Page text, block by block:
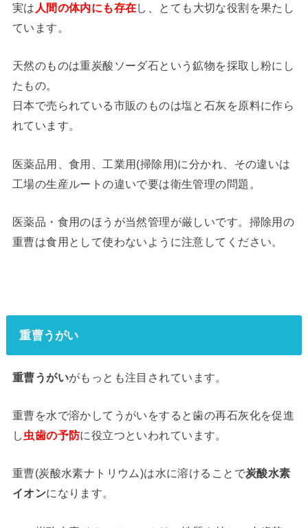
実は 人間の体内にも存在し、とても大切な役割を果たし
ています。
天然のものは重炭酸ソーダ石という鉱物を採取し粉にし
たもの。
日本で売られている市販のものは塩と石灰を原料に作ら
れています。
医薬品用、食用、工業用(掃除用)に分かれ、その違いは
工場の生産ルートの違いで要は衛生管理の問題。
医薬品・食用のほうが当然管理が厳しいです。掃除用の
重曹は食用として使わないように注意してください。
重曹うがい
重曹うがいがもっとも注目されています。
重曹を水で溶かしてうがいをすると歯の再石灰化を促進
し虫歯の予防に役立つといわれています。
重曹(炭酸水素ナトリウム)は水に溶けることで炭酸水素
イオンになります。